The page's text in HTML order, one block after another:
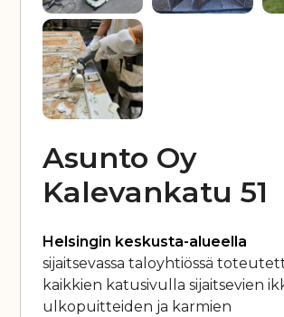
Asunto Oy
Kalevankatu 51
Helsingin keskusta-alueella
sijaitsevassa taloyhtiössä
kaikkien katusivulla sijaitsevien
ulkopuitteiden ja karmien